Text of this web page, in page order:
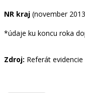
NR kraj (november
*údaje ku koncu roka
Zdroj: Referát